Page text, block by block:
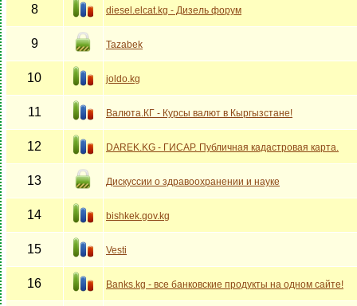
8 diesel.elcat.kg - Дизель форум
9 Tazabek
10 joldo.kg
11 Валюта.КГ - Курсы валют в Кыргызстане!
12 DAREK.KG - ГИСАР. Публичная кадастровая карта.
13 Дискуссии о здравоохранении и науке
14 bishkek.gov.kg
15 Vesti
16 Banks.kg - все банковские продукты на одном сайте!